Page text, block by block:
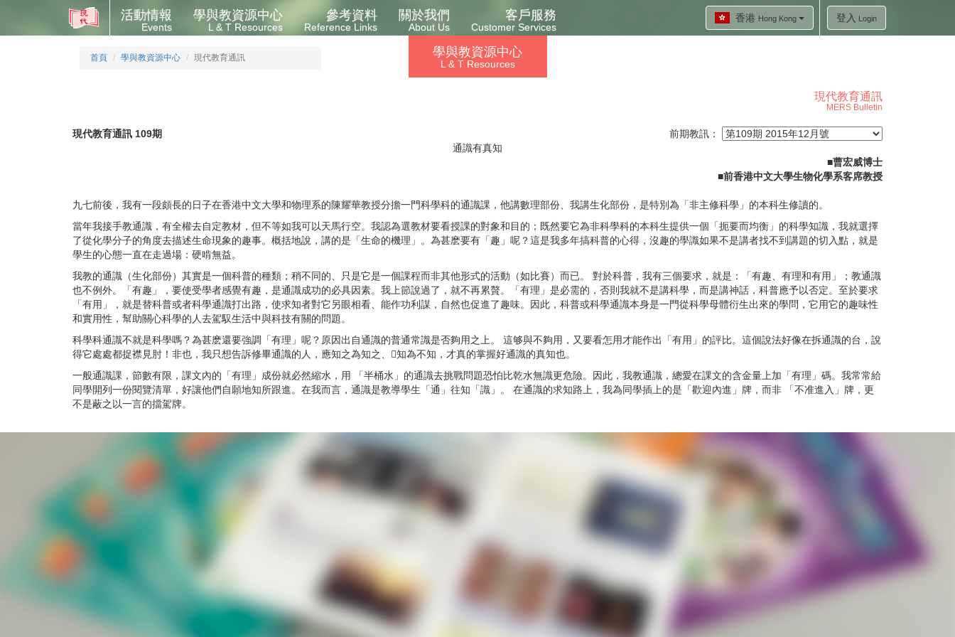
香港 Hong Kong 登入 Login
活動情報
Events
學與教資源中心
L & T Resources
參考資料
Reference Links
關於我們
About Us
客戶服務
Customer Services
首頁 學與教資源中心 現代教育通訊 學與教資源中心
L & T Resources
現代教育通訊
MERS Bulletin
現代教育通訊 109期
前期教訊：
通識有真知
■曹宏威博士
■前香港中文大學生物化學系客席教授
九七前後，我有一段頗長的日子在香港中文大學和物理系的陳耀華教授分擔一門科學科的通識課，他講數理部份、我講生化部份，是特別為「非主修科學」的本科生修讀的。
當年我接手教通識，有全權去自定教材，但不等如我可以天馬行空。我認為選教材要看授課的對象和目的；既然要它為非科學科的本科生提供一個「扼要而均衡」的科學知識，我就選擇
了從化學分子的角度去描述生命現象的趣事。概括地說，講的是「生命的機理」。為甚麽要有「趣」呢？這是我多年搞科普的心得，沒趣的學識如果不是講者找不到講題的切入點，就是
學生的心態一直在走過場：硬啃無益。
我教的通識（生化部份）其實是一個科普的種類；稍不同的、只是它是一個課程而非其他形式的活動（如比賽）而已。 對於科普，我有三個要求，就是：「有趣、有理和有用」；教通識
也不例外。「有趣」，要使受學者感覺有趣，是通識成功的必具因素。我上節說過了，就不再累贅。「有理」是必需的，否則我就不是講科學，而是講神話，科普應予以否定。至於要求
「有用」，就是替科普或者科學通識打出路，使求知者對它另眼相看、能作功利謀，自然也促進了趣味。因此，科普或科學通識本身是一門從科學母體衍生出來的學問，它用它的趣味性
和實用性，幫助關心科學的人去駕馭生活中與科技有關的問題。
科學科通識不就是科學嗎？為甚麽還要強調「有理」呢？原因出自通識的普通常識是否夠用之上。 這够與不夠用，又要看怎用才能作出「有用」的評比。這個說法好像在拆通識的台，說
得它處處都捉襟見肘！非也，我只想告訴修畢通識的人，應知之為知之、知為不知，才真的掌握好通識的真知也。
一般通識課，節數有限，課文內的「有理」成份就必然縮水，用 「半桶水」的通識去挑戰問題恐怕比乾水無識更危險。因此，我教通識，總愛在課文的含金量上加「有理」碼。我常常給
同學開列一份閱覽清單，好讓他們自願地知所跟進。在我而言，通識是教導學生「通」往知「識」。 在通識的求知路上，我為同學插上的是「歡迎內進」牌，而非 「不准進入」牌，更
不是蔽之以一言的擋駕牌。